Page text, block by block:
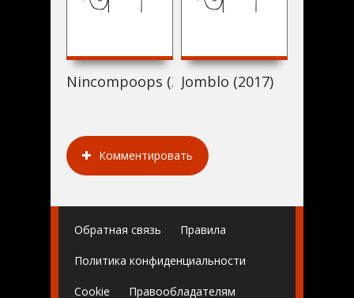
Nincompoops (2017)Jomblo (2017)
Комментировать
Обратная связь Правила
Политика конфиденциальности
Cookie Правообладателям